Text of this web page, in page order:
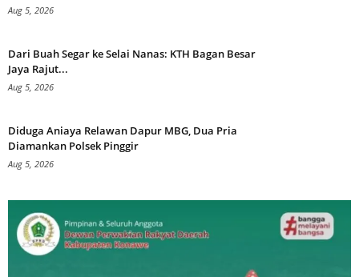
Aug 5, 2026
Dari Buah Segar ke Selai Nanas: KTH Bagan Besar
Jaya Rajut...
Aug 5, 2026
Diduga Aniaya Relawan Dapur MBG, Dua Pria
Diamankan Polsek Pinggir
Aug 5, 2026